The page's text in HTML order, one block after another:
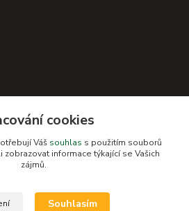
cookies
Váš souhlas s použitím souborů
zobrazovat informace týkající se Vašich
zájmů.
Souhlasím